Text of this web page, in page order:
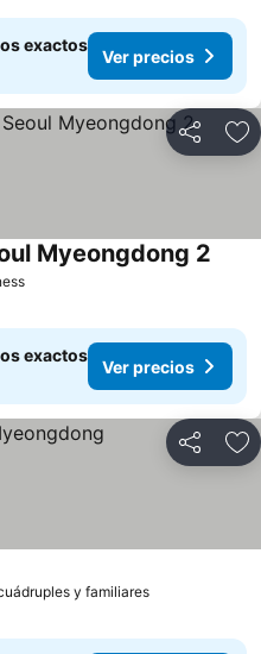
exactos
Ver precios
Compartir
Ver precios
Myeongdong 2
exactos
Ver precios
Compartir
y familiaresVer precios